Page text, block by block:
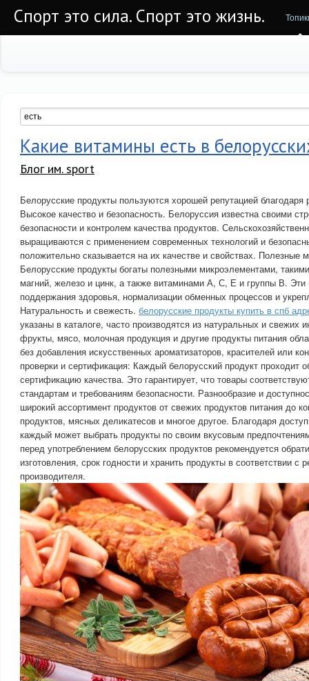
Спорт это сила. Спорт это жизнь.
Какие витамины есть в
Блог им. sport
Белорусские продукты пользуются хорошей репутацией благодаря
Высокое качество и безопасность. Белоруссия известна своими
безопасности и контролем качества продуктов.
выращиваются с применением современных технологий и
положительно сказывается на их качестве и свойствах. Полезные
Белорусские продукты богаты полезными микроэлементами,
магний, железо и цинк, а также витаминами А, С, Е и группы В.
поддержания здоровья, нормализации обменных процессов и
Натуральность и свежесть. белорусские продукты купить в спб
указаны в каталоге, часто производятся из натуральных и свежих
фрукты, мясо, молочная продукция и другие продукты питания
без добавления искусственных ароматизаторов, красителей или
проверки и сертификация: Каждый белорусский продукт проходит
сертификацию качества. Это гарантирует, что товары
стандартам и требованиям безопасности. Разнообразие и
широкий ассортимент продуктов от свежих продуктов питания до
продуктов, мясных деликатесов и многое другое. Благодаря
каждый может выбрать продукты по своим вкусовым
перед употреблением белорусских продуктов рекомендуется
изготовления, срок годности и хранить продукты в соответствии с
производителя.